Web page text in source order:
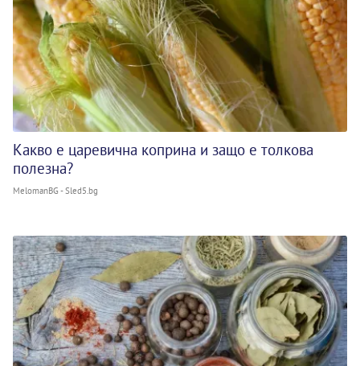
Какво е царевична коприна и защо е толкова
полезна?
MelomanBG - Sled5.bg